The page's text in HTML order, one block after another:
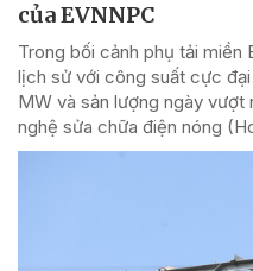
của EVNNPC
Trong bối cảnh phụ tải
lịch sử với công suất cực
MW và sản lượng ngày vượt
nghệ sửa chữa điện nóng